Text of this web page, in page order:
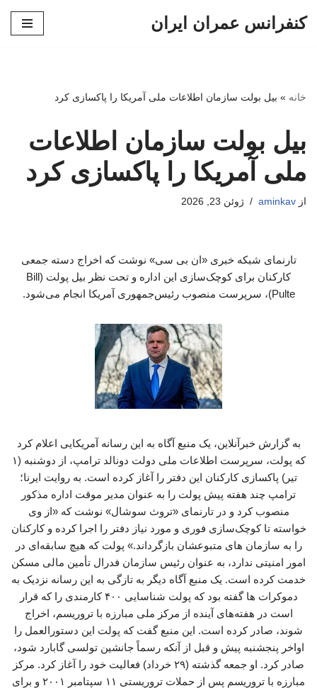
کنفرانس عمران ایران
خانه » بیل بولت سازمان اطلاعات ملی آمریکا را پاکسازی کرد
بیل بولت سازمان اطلاعات
ملی آمریکا را پاکسازی کرد
از aminkav ژوئن 23, 2026
تارنمای شبکه خبری «ان بی سی» نوشت که اخراج‌ دسته جمعی
کارکنان برای کوچک‌سازی این اداره و تحت نظر بیل پولت (Bill
Pulte)، سرپرست منصوب رئیس‌جمهوری آمریکا انجام می‌شود.
به گزارش خبرآنلاین، یک منبع آگاه به این رسانه آمریکایی اعلام کرد
که پولت، سرپرست اطلاعات ملی دولت دونالد ترامپ، از دوشنبه (۱
تیر) پاکسازی کارکنان این دفتر را آغاز کرده است. به روایت ایرنا؛
ترامپ چند هفته پیش پولت را به عنوان مدیر موقت اداره مذکور
منصوب کرد و در تارنمای «تروث سوشال» نوشت که «از وی
خواسته تا کوچک‌سازی فوری و مورد نیاز دفتر را اجرا کرده و کارکنان
را به سازمان های متبوعشان بازگرداند.» پولت که هیچ سابقه‌ای در
امور امنیتی ندارد، به عنوان رئیس سازمان فدرال تأمین مالی مسکن
خدمت کرده است. یک منبع آگاه دیگر به تازگی به این رسانه نزدیک به
دموکرات ها گفته بود که پولت شناسایی ۴۰۰ کارمندی را که قرار
است در هفته‌های آینده از مرکز ملی مبارزه با تروریسم، اخراج
شوند، صادر کرده است. این منبع گفت که پولت این دستورالعمل را
اواخر پنجشنبه پیش و قبل از آنکه رسماً جانشین تولسی گابارد شود،
صادر کرد. او جمعه گذشته (۲۹ خرداد) فعالیت خود را آغاز کرد. مرکز
مبارزه با تروریسم پس از حملات تروریستی ۱۱ سپتامبر ۲۰۰۱ و برای